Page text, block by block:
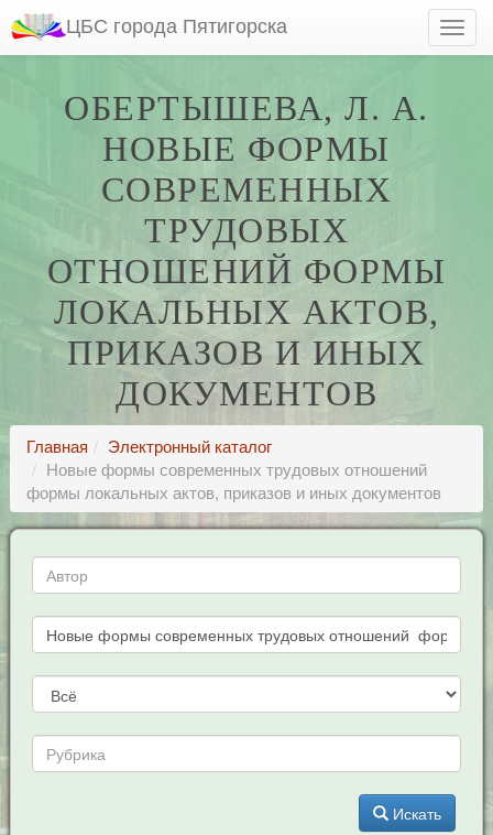
ЦБС города Пятигорска
ОБЕРТЫШЕВА, Л. А.
НОВЫЕ ФОРМЫ
СОВРЕМЕННЫХ
ТРУДОВЫХ
ОТНОШЕНИЙ ФОРМЫ
ЛОКАЛЬНЫХ АКТОВ,
ПРИКАЗОВ И ИНЫХ
ДОКУМЕНТОВ
Главная
Электронный каталог
Новые формы современных трудовых отношений
формы локальных актов, приказов и иных документов
Искать